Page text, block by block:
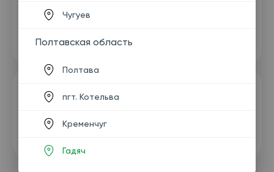
Чугуев
Полтавская область
Полтава
пгт. Котельва
Кременчуг
Гадяч